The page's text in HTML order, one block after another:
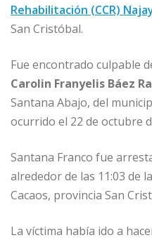
Rehabilitación (CCR)
San Cristóbal.
Fue encontrado culpable
Carolin Franyelis Báez
Santana Abajo, del
ocurrido el 22 de octubre
Santana Franco fue
alrededor de las 11:03 de
Cacaos, provincia San
La víctima había ido a